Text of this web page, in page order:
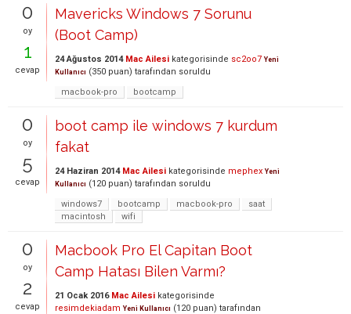
0
oy
1
cevap
Mavericks Windows 7 Sorunu
(Boot Camp)
24 Ağustos 2014 Mac Ailesi kategorisinde sc2oo7 Yeni
Kullanıcı (350 puan) tarafından soruldu
macbook-pro
bootcamp
0
oy
5
cevap
boot camp ile windows 7 kurdum
fakat
24 Haziran 2014 Mac Ailesi kategorisinde mephex Yeni
Kullanıcı (120 puan) tarafından soruldu
windows7
bootcamp macbook-pro
saat
macintosh
wifi
0
oy
2
cevap
Macbook Pro El Capitan Boot
Camp Hatası Bilen Varmı?
21 Ocak 2016 Mac Ailesi kategorisinde
resimdekiadam Yeni Kullanıcı (120 puan) tarafından